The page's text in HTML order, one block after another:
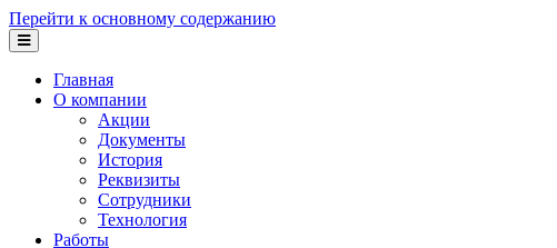
Перейти к основному содержанию
Главная
О компании
Акции
Документы
История
Реквизиты
Сотрудники
Технология
Работы